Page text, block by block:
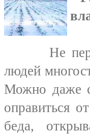
Не
людей
Можно даже
оправиться
беда,